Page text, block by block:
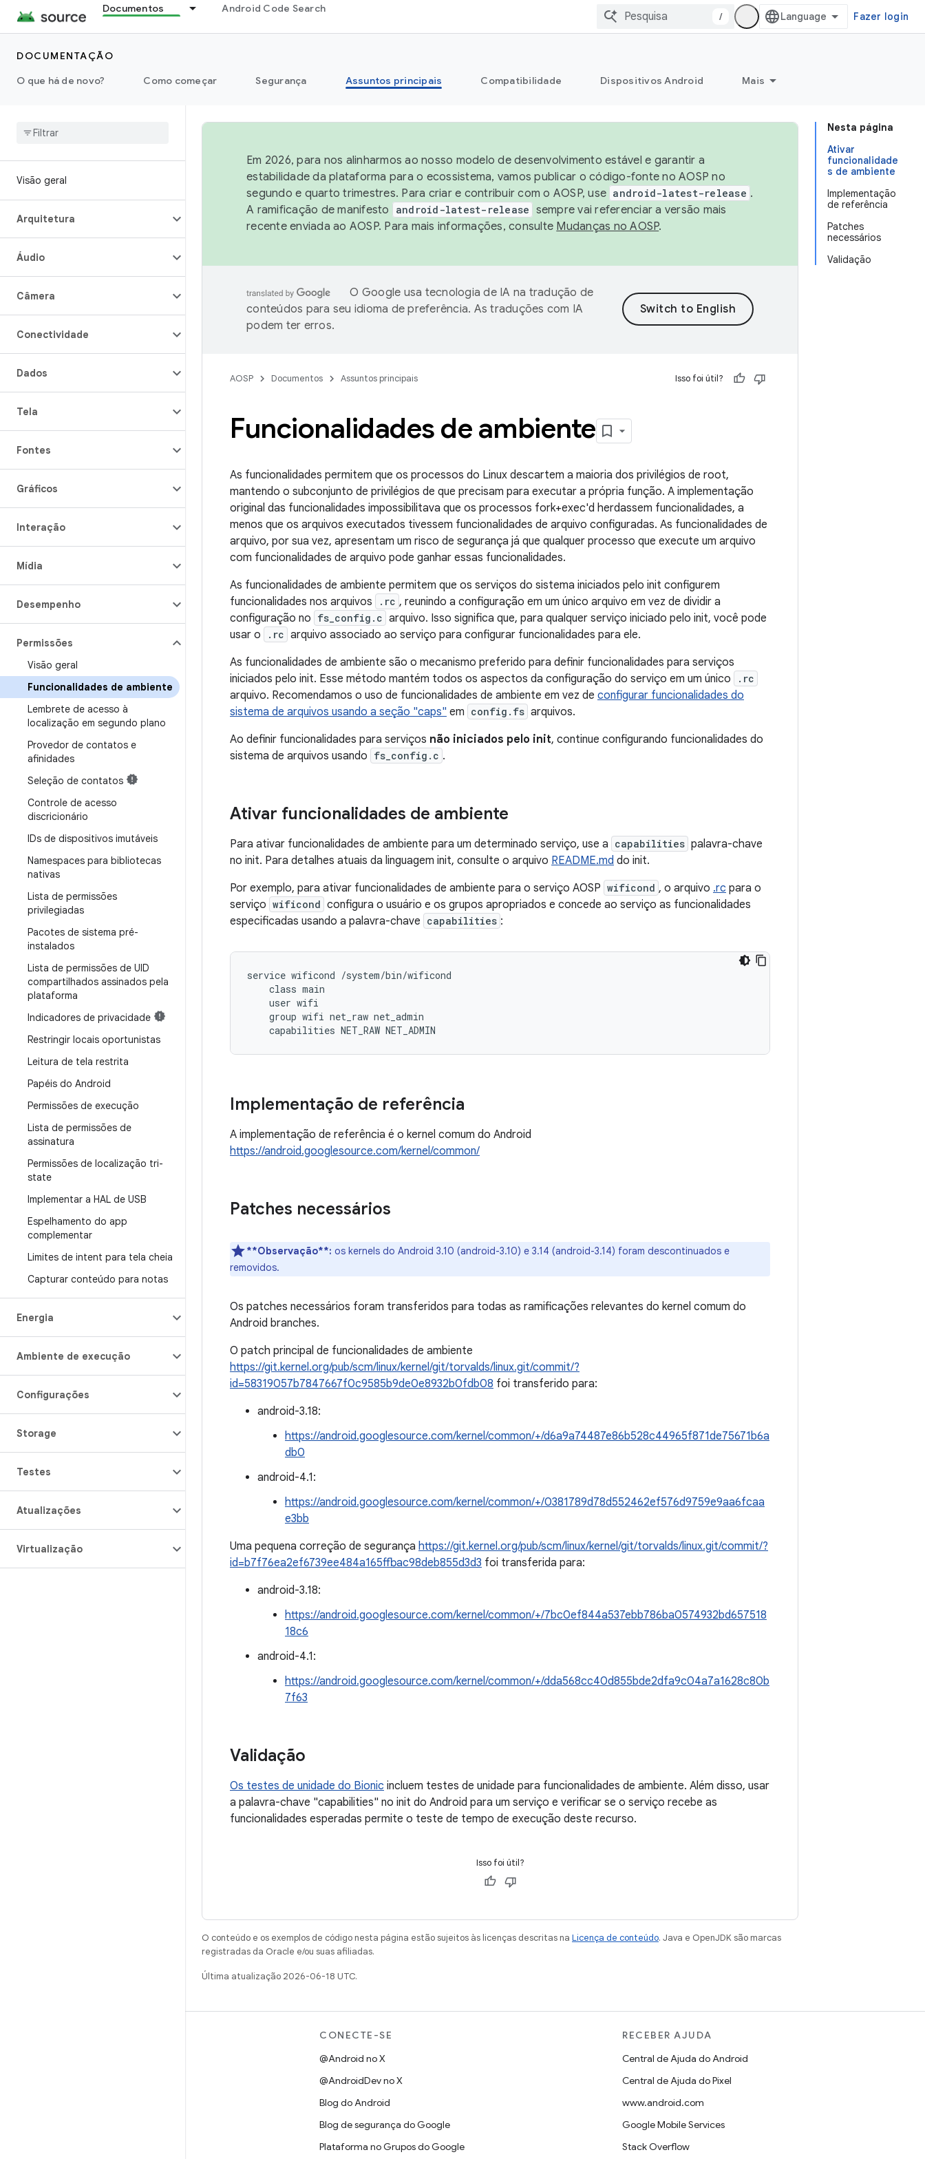
Documentos Android Code Search
/ Fazer login
DOCUMENTAÇÃO
O que há de novo?
Como começar Segurança Assuntos principais Compatibilidade Dispositivos Android Mais
Visão geral
Arquitetura
Áudio
Câmera
Conectividade
Dados
Tela
Fontes
Gráficos
Interação
Mídia
Desempenho
Permissões
Visão geral
Funcionalidades de ambiente
Lembrete de acesso à
localização em segundo plano
Provedor de contatos e
afinidades
Seleção de contatos
Controle de acesso
discricionário
IDs de dispositivos imutáveis
Namespaces para bibliotecas
nativas
Lista de permissões
privilegiadas
Pacotes de sistema pré-
instalados
Lista de permissões de UID
compartilhados assinados pela
plataforma
Indicadores de privacidade
Restringir locais oportunistas
Leitura de tela restrita
Papéis do Android
Permissões de execução
Lista de permissões de
assinatura
Permissões de localização tri-
state
Implementar a HAL de USB
Espelhamento do app
complementar
Limites de intent para tela cheia
Capturar conteúdo para notas
Energia
Ambiente de execução
Configurações
Storage
Testes
Atualizações
Virtualização
Nesta página
Ativar
funcionalidade
s de ambiente
Implementação
de referência
Patches
necessários
Validação
Em 2026, para nos alinharmos ao nosso modelo de desenvolvimento estável e garantir a
estabilidade da plataforma para o ecossistema, vamos publicar o código-fonte no AOSP no
segundo e quarto trimestres. Para criar e contribuir com o AOSP, use android-latest-release .
A ramificação de manifesto
android-latest-release sempre vai referenciar a versão mais
recente enviada ao AOSP. Para mais informações, consulte Mudanças no AOSP.
O Google usa tecnologia de IA na tradução de
conteúdos para seu idioma de preferência. As traduções com IA
podem ter erros.
AOSP Documentos Assuntos principais Isso foi útil?
Funcionalidades de ambiente
As funcionalidades permitem que os processos do Linux descartem a maioria dos privilégios de root,
mantendo o subconjunto de privilégios de que precisam para executar a própria função. A implementação
original das funcionalidades impossibilitava que os processos fork+exec'd herdassem funcionalidades, a
menos que os arquivos executados tivessem funcionalidades de arquivo configuradas. As funcionalidades de
arquivo, por sua vez, apresentam um risco de segurança já que qualquer processo que execute um arquivo
com funcionalidades de arquivo pode ganhar essas funcionalidades.
As funcionalidades de ambiente permitem que os serviços do sistema iniciados pelo init configurem
funcionalidades nos arquivos
.rc , reunindo a configuração em um único arquivo em vez de dividir a
configuração no fs_config.c arquivo. Isso significa que, para qualquer serviço iniciado pelo init, você pode
usar o
.rc arquivo associado ao serviço para configurar funcionalidades para ele.
As funcionalidades de ambiente são o mecanismo preferido para definir funcionalidades para serviços
iniciados pelo init. Esse método mantém todos os aspectos da configuração do serviço em um único
.rc
arquivo. Recomendamos o uso de funcionalidades de ambiente em vez de configurar funcionalidades do
sistema de arquivos usando a seção "caps" em config.fs arquivos.
Ao definir funcionalidades para serviços não iniciados pelo init, continue configurando funcionalidades do
sistema de arquivos usando fs_config.c .
Ativar funcionalidades de ambiente
Para ativar funcionalidades de ambiente para um determinado serviço, use a capabilities palavra-chave
no init. Para detalhes atuais da linguagem init, consulte o arquivo README.md do init.
Por exemplo, para ativar funcionalidades de ambiente para o serviço AOSP wificond , o arquivo .rc para o
serviço wificond configura o usuário e os grupos apropriados e concede ao serviço as funcionalidades
especificadas usando a palavra-chave capabilities :
service wificond /system/bin/wificond
    class main
    user wifi
    group wifi net_raw net_admin
    capabilities NET_RAW NET_ADMIN
Implementação de referência
A implementação de referência é o kernel comum do Android
https://android.googlesource.com/kernel/common/
Patches necessários
**Observação**: os kernels do Android 3.10 (android-3.10) e 3.14 (android-3.14) foram descontinuados e
removidos.
Os patches necessários foram transferidos para todas as ramificações relevantes do kernel comum do
Android branches.
O patch principal de funcionalidades de ambiente
https://git.kernel.org/pub/scm/linux/kernel/git/torvalds/linux.git/commit/?
id=58319057b7847667f0c9585b9de0e8932b0fdb08 foi transferido para:
android-3.18:
https://android.googlesource.com/kernel/common/+/d6a9a74487e86b528c44965f871de75671b6a
db0
android-4.1:
https://android.googlesource.com/kernel/common/+/0381789d78d552462ef576d9759e9aa6fcaa
e3bb
Uma pequena correção de segurança https://git.kernel.org/pub/scm/linux/kernel/git/torvalds/linux.git/commit/?
id=b7f76ea2ef6739ee484a165ffbac98deb855d3d3 foi transferida para:
android-3.18:
https://android.googlesource.com/kernel/common/+/7bc0ef844a537ebb786ba0574932bd657518
18c6
android-4.1:
https://android.googlesource.com/kernel/common/+/dda568cc40d855bde2dfa9c04a7a1628c80b
7f63
Validação
Os testes de unidade do Bionic incluem testes de unidade para funcionalidades de ambiente. Além disso, usar
a palavra-chave "capabilities" no init do Android para um serviço e verificar se o serviço recebe as
funcionalidades esperadas permite o teste de tempo de execução deste recurso.
Isso foi útil?
O conteúdo e os exemplos de código nesta página estão sujeitos às licenças descritas na Licença de conteúdo. Java e OpenJDK são marcas
registradas da Oracle e/ou suas afiliadas.
Última atualização 2026-06-18 UTC.
CONECTE-SE
@Android no X
@AndroidDev no X
Blog do Android
Blog de segurança do Google
Plataforma no Grupos do Google
RECEBER AJUDA
Central de Ajuda do Android
Central de Ajuda do Pixel
www.android.com
Google Mobile Services
Stack Overflow